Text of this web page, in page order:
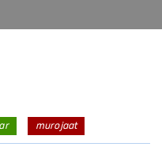
murojaat